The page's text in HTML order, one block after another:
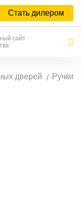
Стать дилером
сайт
дверей Ручки